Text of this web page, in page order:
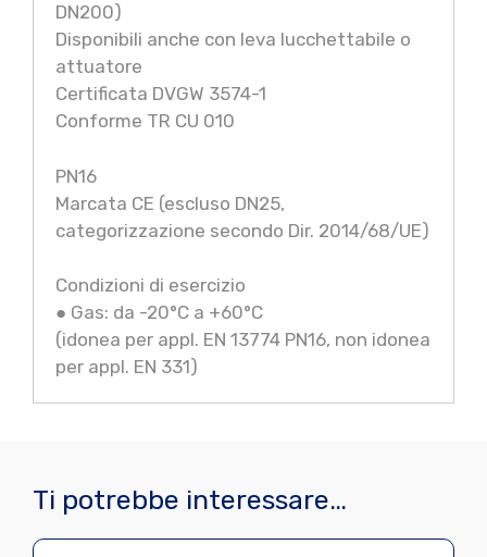
DN200)
Disponibili anche con leva lucchettabile o
attuatore
Certificata DVGW 3574-1
Conforme TR CU 010
PN16
Marcata CE (escluso DN25,
categorizzazione secondo Dir. 2014/68/UE)
Condizioni di esercizio
● Gas: da -20°C a +60°C
(idonea per appl. EN 13774 PN16, non idonea
per appl. EN 331)
Ti potrebbe interessare…